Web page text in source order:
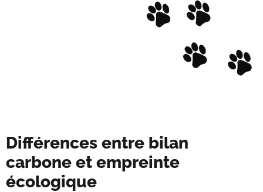
Différences entre bilan
carbone et empreinte
écologique